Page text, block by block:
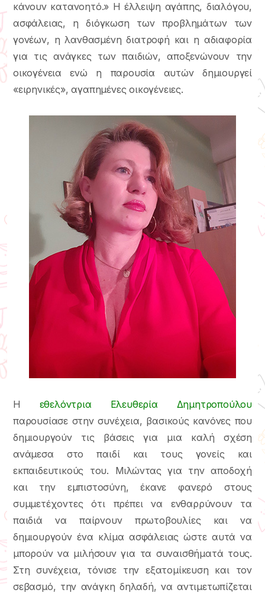
κάνουν κατανοητό.» Η έλλειψη αγάπης, διαλόγου,
ασφάλειας, η διόγκωση των προβλημάτων των
γονέων, η λανθασμένη διατροφή και η αδιαφορία
για τις ανάγκες των παιδιών, αποξενώνουν την
οικογένεια ενώ η παρουσία αυτών δημιουργεί
«ειρηνικές», αγαπημένες οικογένειες.
Η εθελόντρια Ελευθερία Δημητροπούλου
παρουσίασε στην συνέχεια, βασικούς κανόνες που
δημιουργούν τις βάσεις για μια καλή σχέση
ανάμεσα στο παιδί και τους γονείς και
εκπαιδευτικούς του. Μιλώντας για την αποδοχή
και την εμπιστοσύνη, έκανε φανερό στους
συμμετέχοντες ότι πρέπει να ενθαρρύνουν τα
παιδιά να παίρνουν πρωτοβουλίες και να
δημιουργούν ένα κλίμα ασφάλειας ώστε αυτά να
μπορούν να μιλήσουν για τα συναισθήματά τους.
Στη συνέχεια, τόνισε την εξατομίκευση και τον
σεβασμό, την ανάγκη δηλαδή, να αντιμετωπίζεται